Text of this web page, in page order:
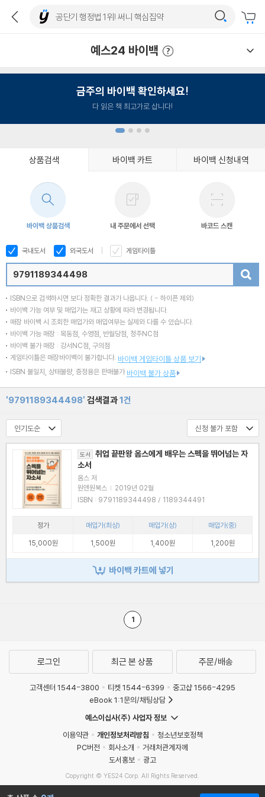
예스24 바이백
금주의 바이백 확인하세요!
다 읽은 책 최고가로 삽니다!
상품검색 바이백 카트 바이백 신청내역
바이백 상품검색 내 주문에서 선택 바코드 스캔
국내도서 외국도서 게임타이틀
ISBN으로 검색하시면 보다 정확한 결과가 나옵니다. ( - 하이픈 제외)
바이백 가능 여부 및 매입가는 재고 상황에 따라 변경됩니다.
매장 바이백 시 조회한 매입가와 매입여부는 실제와 다를 수 있습니다.
바이백 가능 매장 : 목동점, 수영점, 반월당점, 청주NC점
바이백 불가 매장 : 강서NC점, 구의점
게임타이틀은 매장바이백이 불가합니다. 바이백 게임타이틀 상품 보기
ISBN 불일치, 상태불량, 증정용은 판매불가 바이백 불가 상품
'9791189344498' 검색결과1건
도서
취업 끝판왕 옴스에게 배우는 스펙을 뛰어넘는 자
소서
옴스 저
원앤원북스 | 2019년 02월
ISBN : 9791189344498 / 1189344491
정가 매입가(최상) 매입가(상)
매입가(중)
15,000원
1,500원 1,400원 1,200원
바이백 카트에 넣기
1
로그인 최근 본 상품 주문/배송
고객센터 1544-3800 티켓 1544-6399
중고샵 1566-4295
eBook 1:1문의/채팅상담
예스이십사(주) 사업자 정보
이용약관
개인정보처리방침
청소년보호정책
PC버전
회사소개
거래처관계자께
도서홍보
광고
Copyright © YES24 Corp. All Rights Reserved.
MATOM12